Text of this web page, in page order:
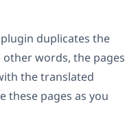
duplicates the
words, the pages
the translated
these pages as you